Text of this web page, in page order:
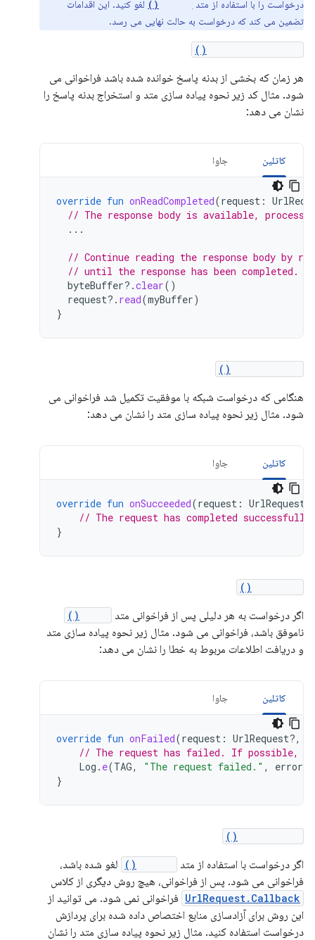
درخواست را با استفاده از متد
لغو کنید. این اقدامات
تضمین می کند که درخواست به حالت نهایی می رسد.
هر زمان که بخشی از بدنه پاسخ خوانده شده باشد فراخوانی می
شود. مثال کد زیر نحوه پیاده سازی متد و استخراج بدنه پاسخ را
نشان می دهد:
کاتلین جاوا
override fun onReadCompleted(request :
// The response body is available, process
...
// Continue reading the response body by
// until the response has been completed.
byteBuffer?.clear()
request?. read(myBuffer)
}
هنگامی که درخواست شبکه با موفقیت تکمیل شد فراخوانی می
شود. مثال زیر نحوه پیاده سازی متد را نشان می دهد:
کاتلین جاوا
override fun onSucceeded(request :
// The request has completed
}
اگر درخواست به هر دلیلی پس از فراخوانی متد
ناموفق باشد، فراخوانی می شود. مثال زیر نحوه پیاده سازی متد
و دریافت اطلاعات مربوط به خطا را نشان می دهد:
کاتلین جاوا
override fun onFailed(request : UrlRequest?,
// The request has failed. If possible,
Log . e(TAG, "The request failed." , error
}
اگر درخواست با استفاده از متد
لغو شده باشد،
فراخوانی می شود. پس از فراخوانی، هیچ روش دیگری از کلاس
UrlRequest.Callback فراخوانی نمی شود. می توانید از
این روش برای آزادسازی منابع اختصاص داده شده برای پردازش
درخواست استفاده کنید. مثال زیر نحوه پیاده سازی متد را نشان